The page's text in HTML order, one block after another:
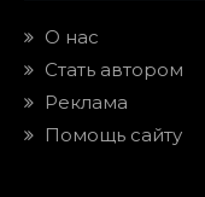
О нас
Стать автором
Реклама
Помощь сайту